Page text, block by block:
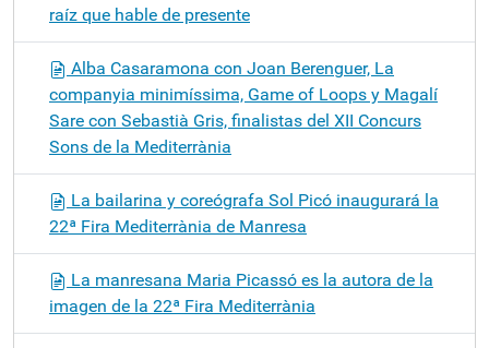
raíz que hable de presente
Alba Casaramona con Joan Berenguer, La
companyia minimíssima, Game of Loops y Magalí
Sare con Sebastià Gris, finalistas del XII Concurs
Sons de la Mediterrània
La bailarina y coreógrafa Sol Picó inaugurará la
22ª Fira Mediterrània de Manresa
La manresana Maria Picassó es la autora de la
imagen de la 22ª Fira Mediterrània